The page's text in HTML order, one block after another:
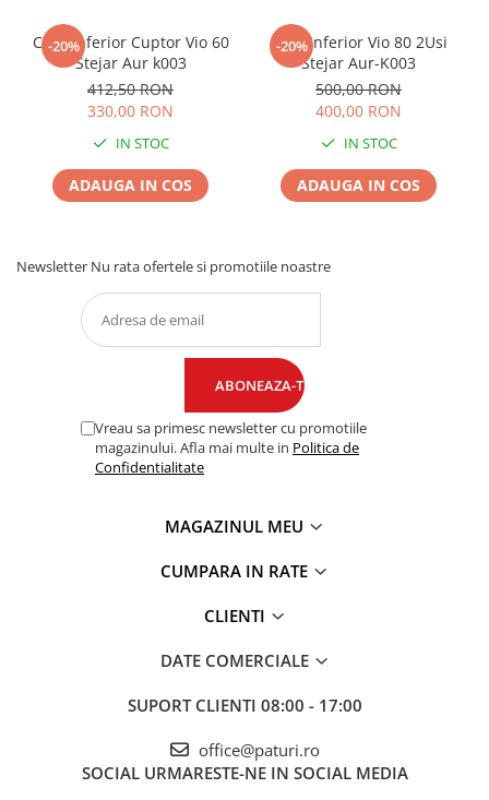
-20%
Corp Inferior Cuptor Vio 60
Stejar Aur k003
412,50 RON
330,00 RON
IN STOC
ADAUGA IN COS
-20%
Corp Inferior Vio 80 2Usi
Stejar Aur-K003
500,00 RON
400,00 RON
IN STOC
ADAUGA IN COS
Newsletter Nu rata ofertele si promotiile noastre
Vreau sa primesc newsletter cu promotiile
magazinului. Afla mai multe in Politica de
Confidentialitate
MAGAZINUL MEU
CUMPARA IN RATE
CLIENTI
DATE COMERCIALE
SUPORT CLIENTI 08:00 - 17:00
office@paturi.ro
SOCIAL URMARESTE-NE IN SOCIAL MEDIA